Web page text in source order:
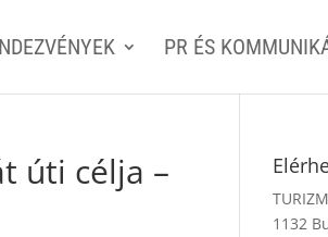
PR ÉS
úti célja –
1132